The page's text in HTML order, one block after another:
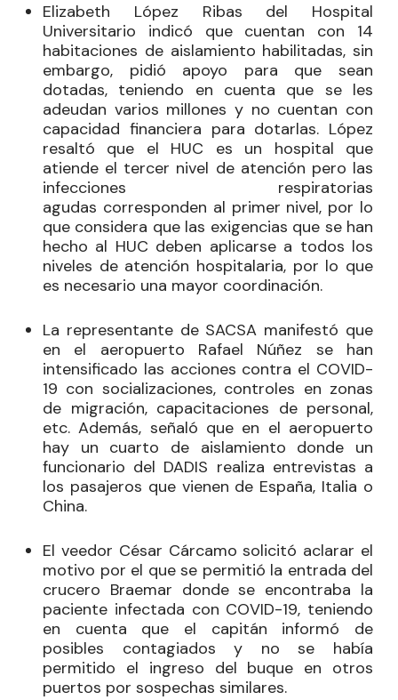
Elizabeth López Ribas del Hospital
Universitario indicó que cuentan con 14
habitaciones de aislamiento habilitadas, sin
embargo, pidió apoyo para que sean
dotadas, teniendo en cuenta que se les
adeudan varios millones y no cuentan con
capacidad financiera para dotarlas. López
resaltó que el HUC es un hospital que
atiende el tercer nivel de atención pero las
infecciones respiratorias
agudas corresponden al primer nivel, por lo
que considera que las exigencias que se han
hecho al HUC deben aplicarse a todos los
niveles de atención hospitalaria, por lo que
es necesario una mayor coordinación.
La representante de SACSA manifestó que
en el aeropuerto Rafael Núñez se han
intensificado las acciones contra el COVID-
19 con socializaciones, controles en zonas
de migración, capacitaciones de personal,
etc. Además, señaló que en el aeropuerto
hay un cuarto de aislamiento donde un
funcionario del DADIS realiza entrevistas a
los pasajeros que vienen de España, Italia o
China.
El veedor César Cárcamo solicitó aclarar el
motivo por el que se permitió la entrada del
crucero Braemar donde se encontraba la
paciente infectada con COVID-19, teniendo
en cuenta que el capitán informó de
posibles contagiados y no se había
permitido el ingreso del buque en otros
puertos por sospechas similares.